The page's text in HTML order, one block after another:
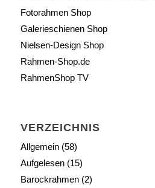
Fotorahmen Shop
Galerieschienen Shop
Nielsen-Design Shop
Rahmen-Shop.de
RahmenShop TV
VERZEICHNIS
Allgemein(58)
Aufgelesen(15)
Barockrahmen(2)